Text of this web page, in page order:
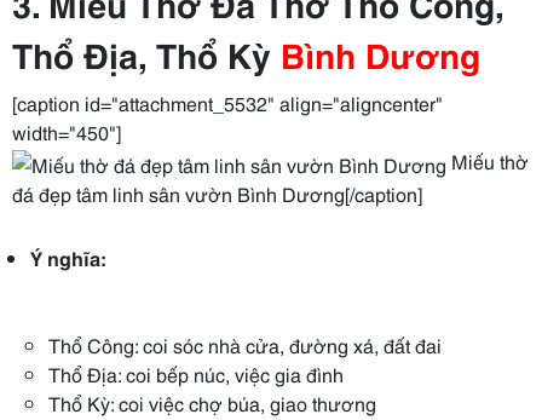
Thổ Địa, Thổ Kỳ Bình Dương
[caption id="attachment_5532" align="aligncenter"
width="450"]
Miếu thờ
đá đẹp tâm linh sân vườn Bình Dương[/caption]
Ý nghĩa:
Thổ Công: coi sóc nhà cửa, đường xá, đất đai
Thổ Địa: coi bếp núc, việc gia đình
Thổ Kỳ: coi việc chợ búa, giao thương